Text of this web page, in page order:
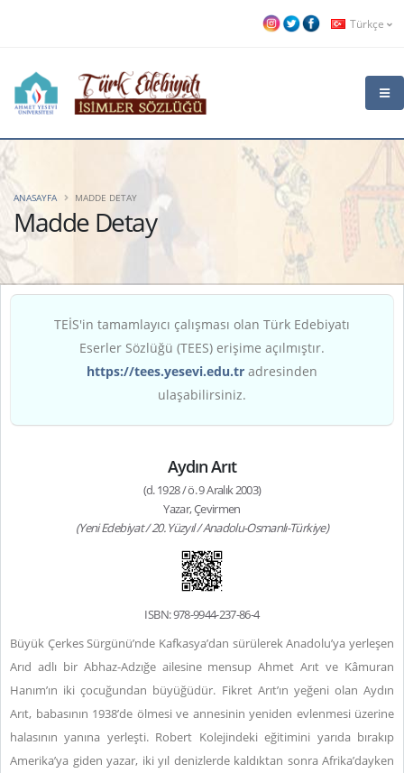
Türkçe
Madde Detay
ANASAYFA MADDE DETAY
TEİS'in tamamlayıcı çalışması olan Türk Edebiyatı
Eserler Sözlüğü (TEES) erişime açılmıştır.
https://tees.yesevi.edu.tr adresinden
ulaşabilirsiniz.
Aydın Arıt
(d. 1928 / ö. 9 Aralık 2003)
Yazar, Çevirmen
(Yeni Edebiyat / 20. Yüzyıl / Anadolu-Osmanlı-Türkiye)
ISBN: 978-9944-237-86-4
Büyük Çerkes Sürgünü’nde Kafkasya’dan sürülerek Anadolu’ya yerleşen
Arıd adlı bir Abhaz-Adzığe ailesine mensup Ahmet Arıt ve Kâmuran
Hanım’ın iki çocuğundan büyüğüdür. Fikret Arıt’ın yeğeni olan Aydın
Arıt, babasının 1938’de ölmesi ve annesinin yeniden evlenmesi üzerine
halasının yanına yerleşti. Robert Kolejindeki eğitimini yarıda bırakıp
Amerika’ya giden yazar, iki yıl denizlerde kaldıktan sonra Afrika’dayken